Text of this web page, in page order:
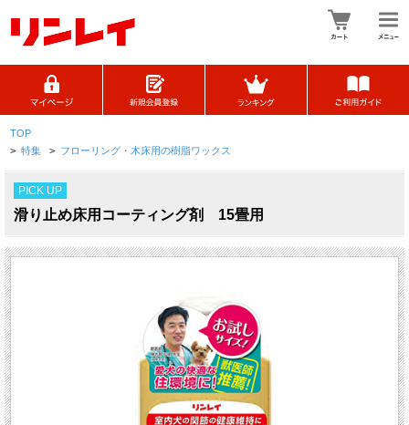
TOP
> 特集 > フローリング・木床用の樹脂ワックス
PICK UP
滑り止め床用コーティング剤 15畳用